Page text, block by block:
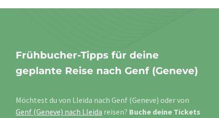
Frühbucher-Tipps für deine
geplante Reise nach Genf (Geneve)
Möchtest du von Lleida nach Genf (Geneve) oder von
Genf (Geneve) nach Lleida reisen? Buche deine Tickets